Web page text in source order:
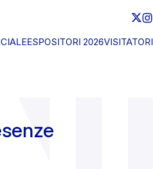
ESPOSITORI 2026VISITATORI